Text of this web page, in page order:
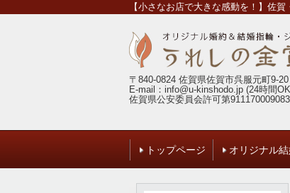
【小さなお店で大きな感動を！】佐
〒840-0824 佐賀県佐賀市呉服元町9-20
E-mail：info@u-kinshodo.jp (24時間
佐賀県公安委員会許可第
トップページ オリジナル